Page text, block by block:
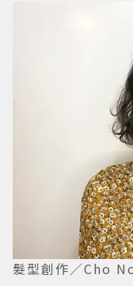
髮型創作／Cho